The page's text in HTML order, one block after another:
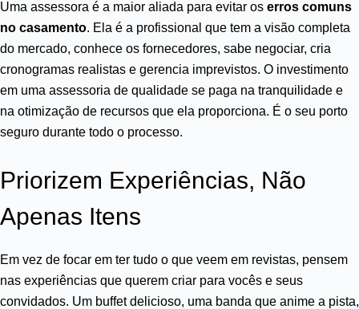
Uma assessora é a maior aliada para evitar os erros comuns
no casamento. Ela é a profissional que tem a visão completa
do mercado, conhece os fornecedores, sabe negociar, cria
cronogramas realistas e gerencia imprevistos. O investimento
em uma assessoria de qualidade se paga na tranquilidade e
na otimização de recursos que ela proporciona. É o seu porto
seguro durante todo o processo.
Priorizem Experiências, Não
Apenas Itens
Em vez de focar em ter tudo o que veem em revistas, pensem
nas experiências que querem criar para vocês e seus
convidados. Um buffet delicioso, uma banda que anime a pista,